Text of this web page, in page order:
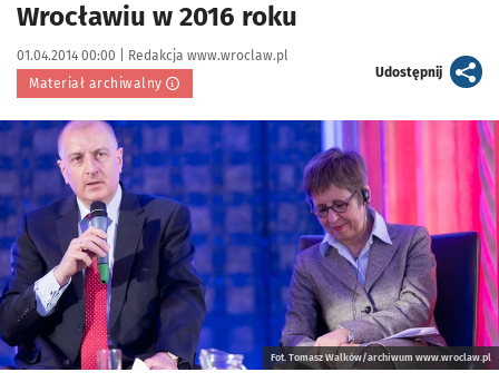
Wrocławiu w 2016 roku
Data publikacji:
01.04.2014 00:00 | Autor:
Redakcja www.wroclaw.pl
Materiał archiwalny
Udostępnijartykuł
Kliknij, aby powiększyć
Fot. Tomasz Walków/archiwum www.wroclaw.pl